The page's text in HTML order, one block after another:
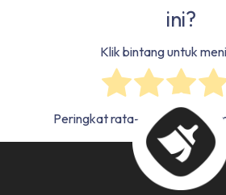
ini?
Klik bintang untuk
Peringkat rata-rata4.8 / 5.